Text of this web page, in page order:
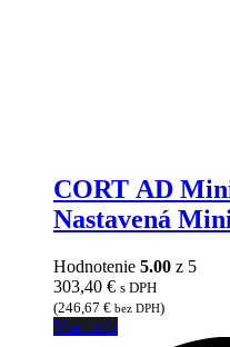
CORT AD
Nastavená
Hodnotenie 5.00 z 5
303,40 € s DPH
(246,67 € bez DPH)
Viac info